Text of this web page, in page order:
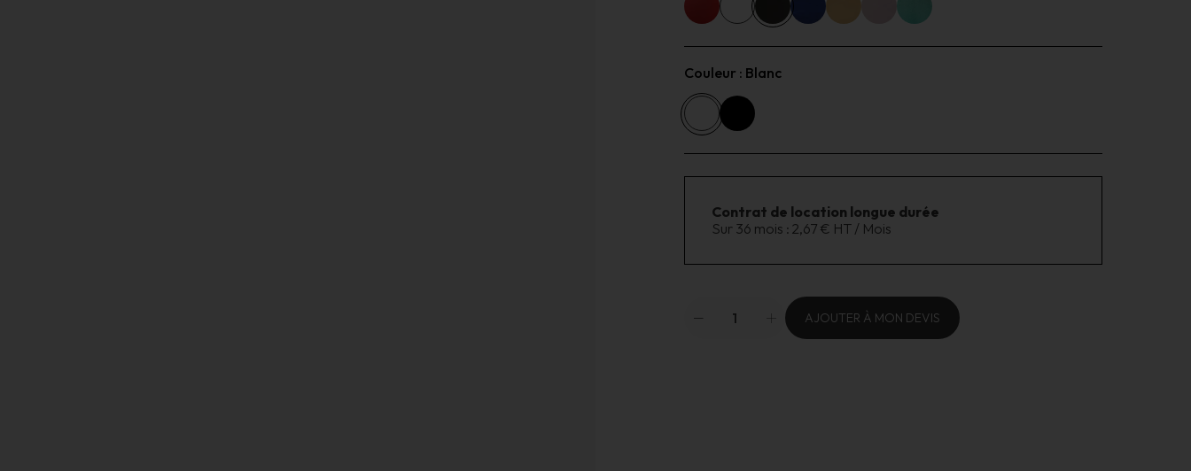
Couleur : Blanc
Contrat de location longue durée
Sur 36 mois : 2,67 € HT / Mois
AJOUTER À MON DEVIS